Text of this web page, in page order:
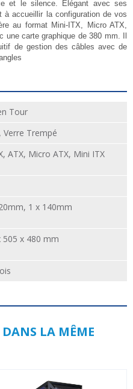
et le silence. Elégant avec ses
à accueillir la configuration de vos
au format Mini-ITX, Micro ATX,
une carte graphique de 380 mm. Il
de gestion des câbles avec de
Tour
Verre Trempé
ATX, Micro ATX, Mini ITX
1 x 140mm
505 x 480 mm
LA MÊME